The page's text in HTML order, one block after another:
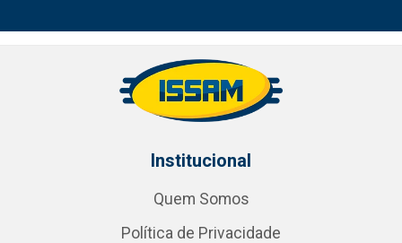
Institucional
Quem Somos
Política de Privacidade